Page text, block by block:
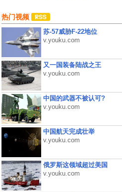
热门视频
苏-57威胁F-22地位
v.youku.com
又一国装备陆战之王
v.youku.com
中国的武器不被认可?
v.youku.com
中国航天完成壮举
v.youku.com
俄罗斯这领域超过美国
v.youku.com